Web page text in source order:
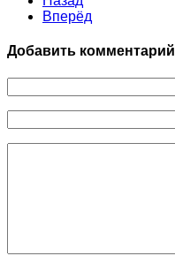
Вперёд
Добавить комментарий